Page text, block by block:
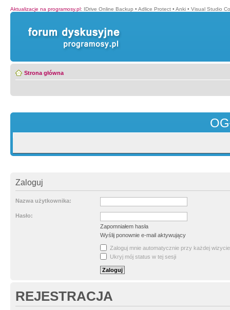
Aktualizacje na programosy.pl: IDrive Online Backup • Adlice Protect • Anki • Visual Studio
Strona główna
Zaloguj
Nazwa użytkownika:
Hasło:
Zapomniałem hasła
Wyślij ponownie e-mail aktywujący
Zaloguj mnie automatycznie przy każdej wizycie
Ukryj mój status w tej sesji
REJESTRACJA